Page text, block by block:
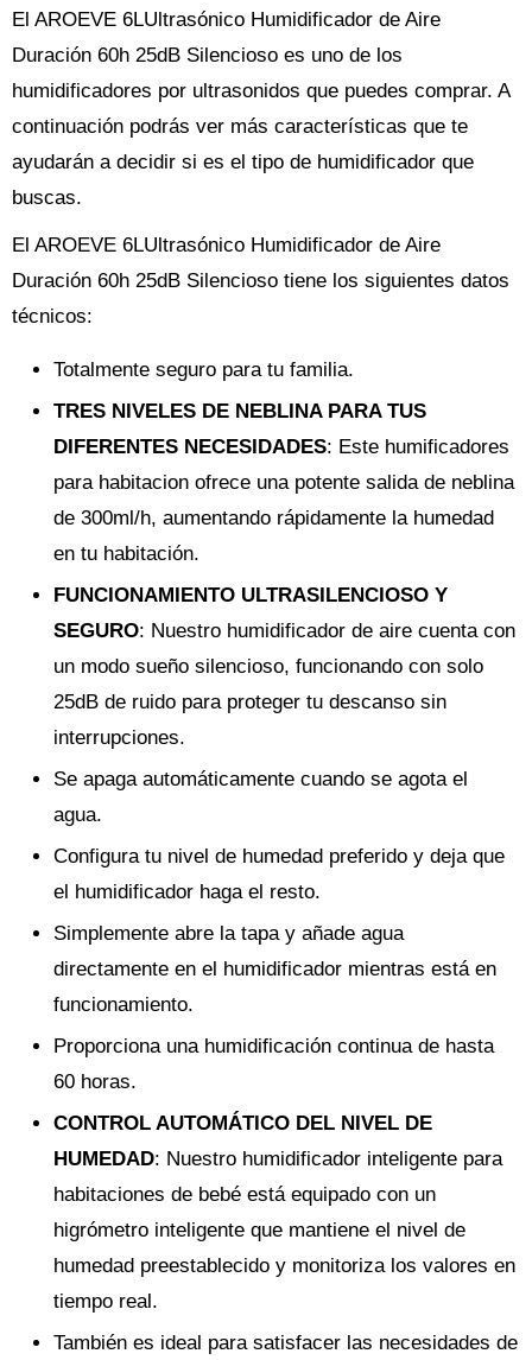
El AROEVE 6LUltrasónico Humidificador de Aire
Duración 60h 25dB Silencioso es uno de los
humidificadores por ultrasonidos que puedes comprar. A
continuación podrás ver más características que te
ayudarán a decidir si es el tipo de humidificador que
buscas.
El AROEVE 6LUltrasónico Humidificador de Aire
Duración 60h 25dB Silencioso tiene los siguientes datos
técnicos:
Totalmente seguro para tu familia.
TRES NIVELES DE NEBLINA PARA TUS
DIFERENTES NECESIDADES: Este humificadores
para habitacion ofrece una potente salida de neblina
de 300ml/h, aumentando rápidamente la humedad
en tu habitación.
FUNCIONAMIENTO ULTRASILENCIOSO Y
SEGURO: Nuestro humidificador de aire cuenta con
un modo sueño silencioso, funcionando con solo
25dB de ruido para proteger tu descanso sin
interrupciones.
Se apaga automáticamente cuando se agota el
agua.
Configura tu nivel de humedad preferido y deja que
el humidificador haga el resto.
Simplemente abre la tapa y añade agua
directamente en el humidificador mientras está en
funcionamiento.
Proporciona una humidificación continua de hasta
60 horas.
CONTROL AUTOMÁTICO DEL NIVEL DE
HUMEDAD: Nuestro humidificador inteligente para
habitaciones de bebé está equipado con un
higrómetro inteligente que mantiene el nivel de
humedad preestablecido y monitoriza los valores en
tiempo real.
También es ideal para satisfacer las necesidades de